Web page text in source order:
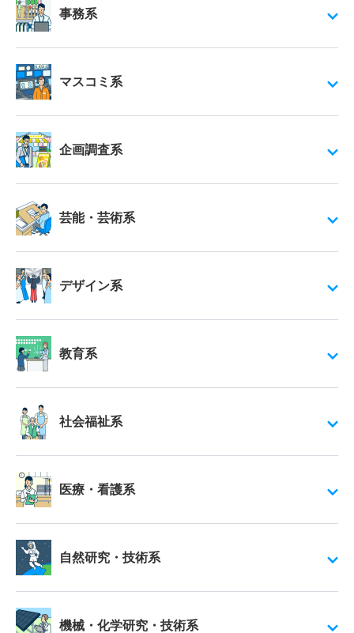
事務系
マスコミ系
企画調査系
芸能・芸術系
デザイン系
教育系
社会福祉系
医療・看護系
自然研究・技術系
機械・化学研究・技術系